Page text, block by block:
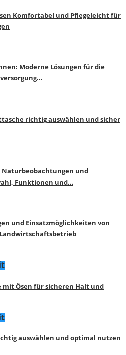
Komfortabel und Pflegeleicht für
Moderne Lösungen für die
richtig auswählen und sicher
Naturbeobachtungen und
Funktionen und…
und Einsatzmöglichkeiten von
Ösen für sicheren Halt und
auswählen und optimal nutzen